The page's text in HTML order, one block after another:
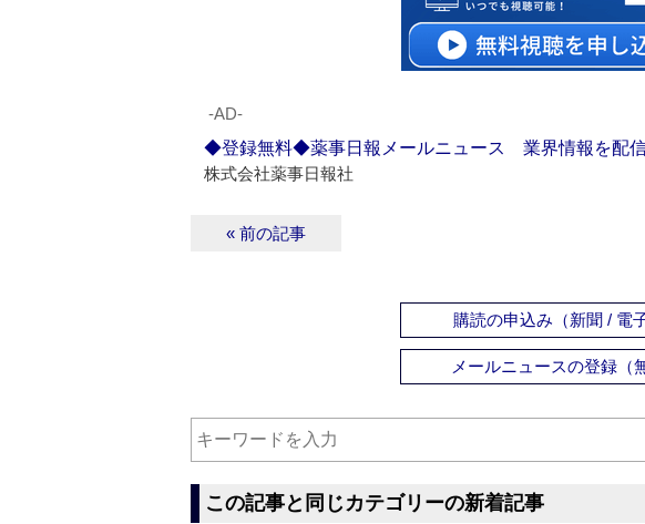
‐AD‐
◆登録無料◆薬事日報メールニュース 業界情報を配信
株式会社薬事日報社
« 前の記事
購読の申込み（新聞 / 電子
メールニュースの登録（
この記事と同じカテゴリーの新着記事